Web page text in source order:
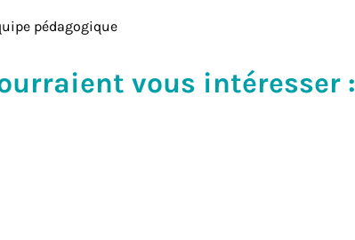
pédagogique
vous intéresser :